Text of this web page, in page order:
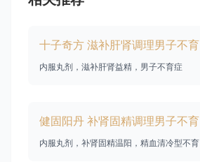
十子奇方 滋补肝肾调理男子不育
内服丸剂，滋补肝肾益精，男子不育症
健固阳丹 补肾固精调理男子不育
内服丸剂，补肾固精温阳，精血清冷型不育